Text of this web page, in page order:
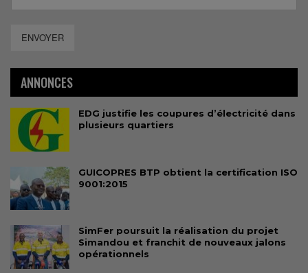
ENVOYER
ANNONCES
EDG justifie les coupures d’électricité dans
plusieurs quartiers
GUICOPRES BTP obtient la certification ISO
9001:2015
SimFer poursuit la réalisation du projet
Simandou et franchit de nouveaux jalons
opérationnels